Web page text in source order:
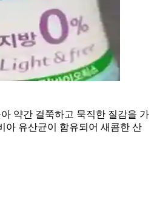
약간 걸쭉하고 묵직한 질감을 가
아 유산균이 함유되어 새콤한 산